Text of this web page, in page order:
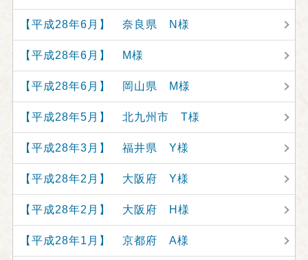
【平成28年6月】 奈良県 N様
【平成28年6月】 M様
【平成28年6月】 岡山県 M様
【平成28年5月】 北九州市 T様
【平成28年3月】 福井県 Y様
【平成28年2月】 大阪府 Y様
【平成28年2月】 大阪府 H様
【平成28年1月】 京都府 A様